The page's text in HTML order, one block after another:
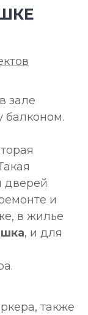
зале
балконом.
дверей
и
в жилье
, и для
также